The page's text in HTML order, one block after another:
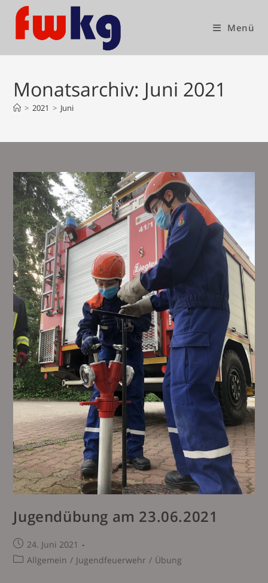
springen
Menü
Monatsarchiv: Juni 2021
> 2021 > Juni
Jugendübung am 23.06.2021
Beitrag
veröffentlicht:
24. Juni 2021
Beitrags-
Allgemein / Jugendfeuerwehr / Übung